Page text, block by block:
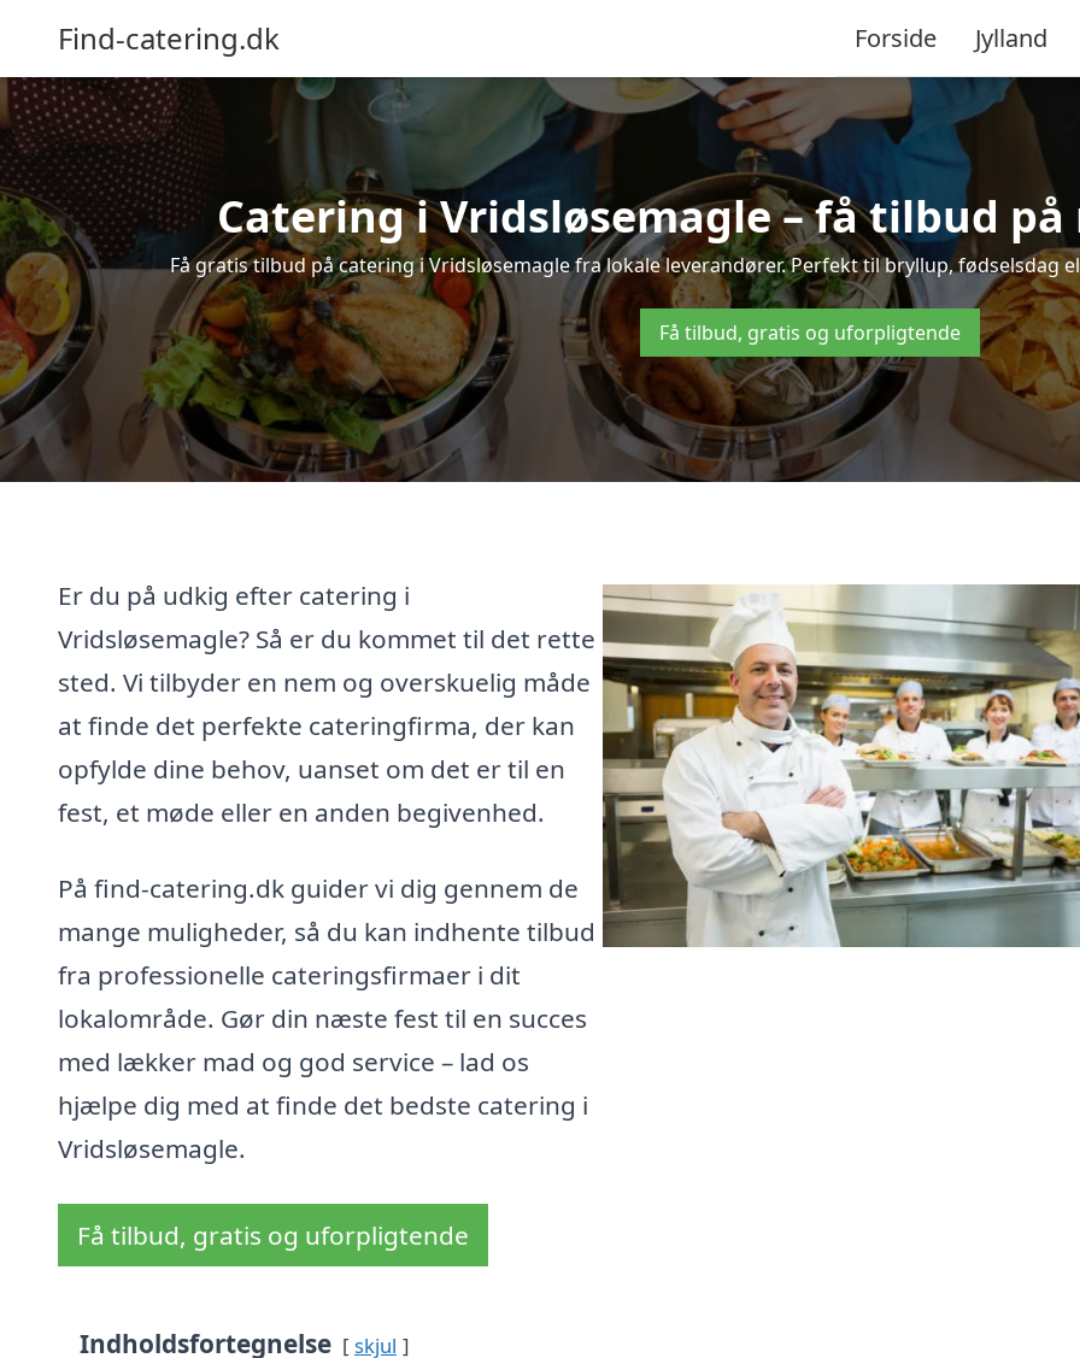
Find-catering.dk Forside Jylland
Catering i Vridsløsemagle – få tilbud
Få gratis tilbud på catering i Vridsløsemagle fra lokale leverandører. Perfekt til bryllup, fødselsdag
Få tilbud, gratis og uforpligtende
Er du på udkig efter catering i
Vridsløsemagle? Så er du kommet til det rette
sted. Vi tilbyder en nem og overskuelig måde
at finde det perfekte cateringfirma, der kan
opfylde dine behov, uanset om det er til en
fest, et møde eller en anden begivenhed.
På find-catering.dk guider vi dig gennem de
mange muligheder, så du kan indhente tilbud
fra professionelle cateringsfirmaer i dit
lokalområde. Gør din næste fest til en succes
med lækker mad og god service – lad os
hjælpe dig med at finde det bedste catering i
Vridsløsemagle.
Få tilbud, gratis og uforpligtende
Indholdsfortegnelse skjul